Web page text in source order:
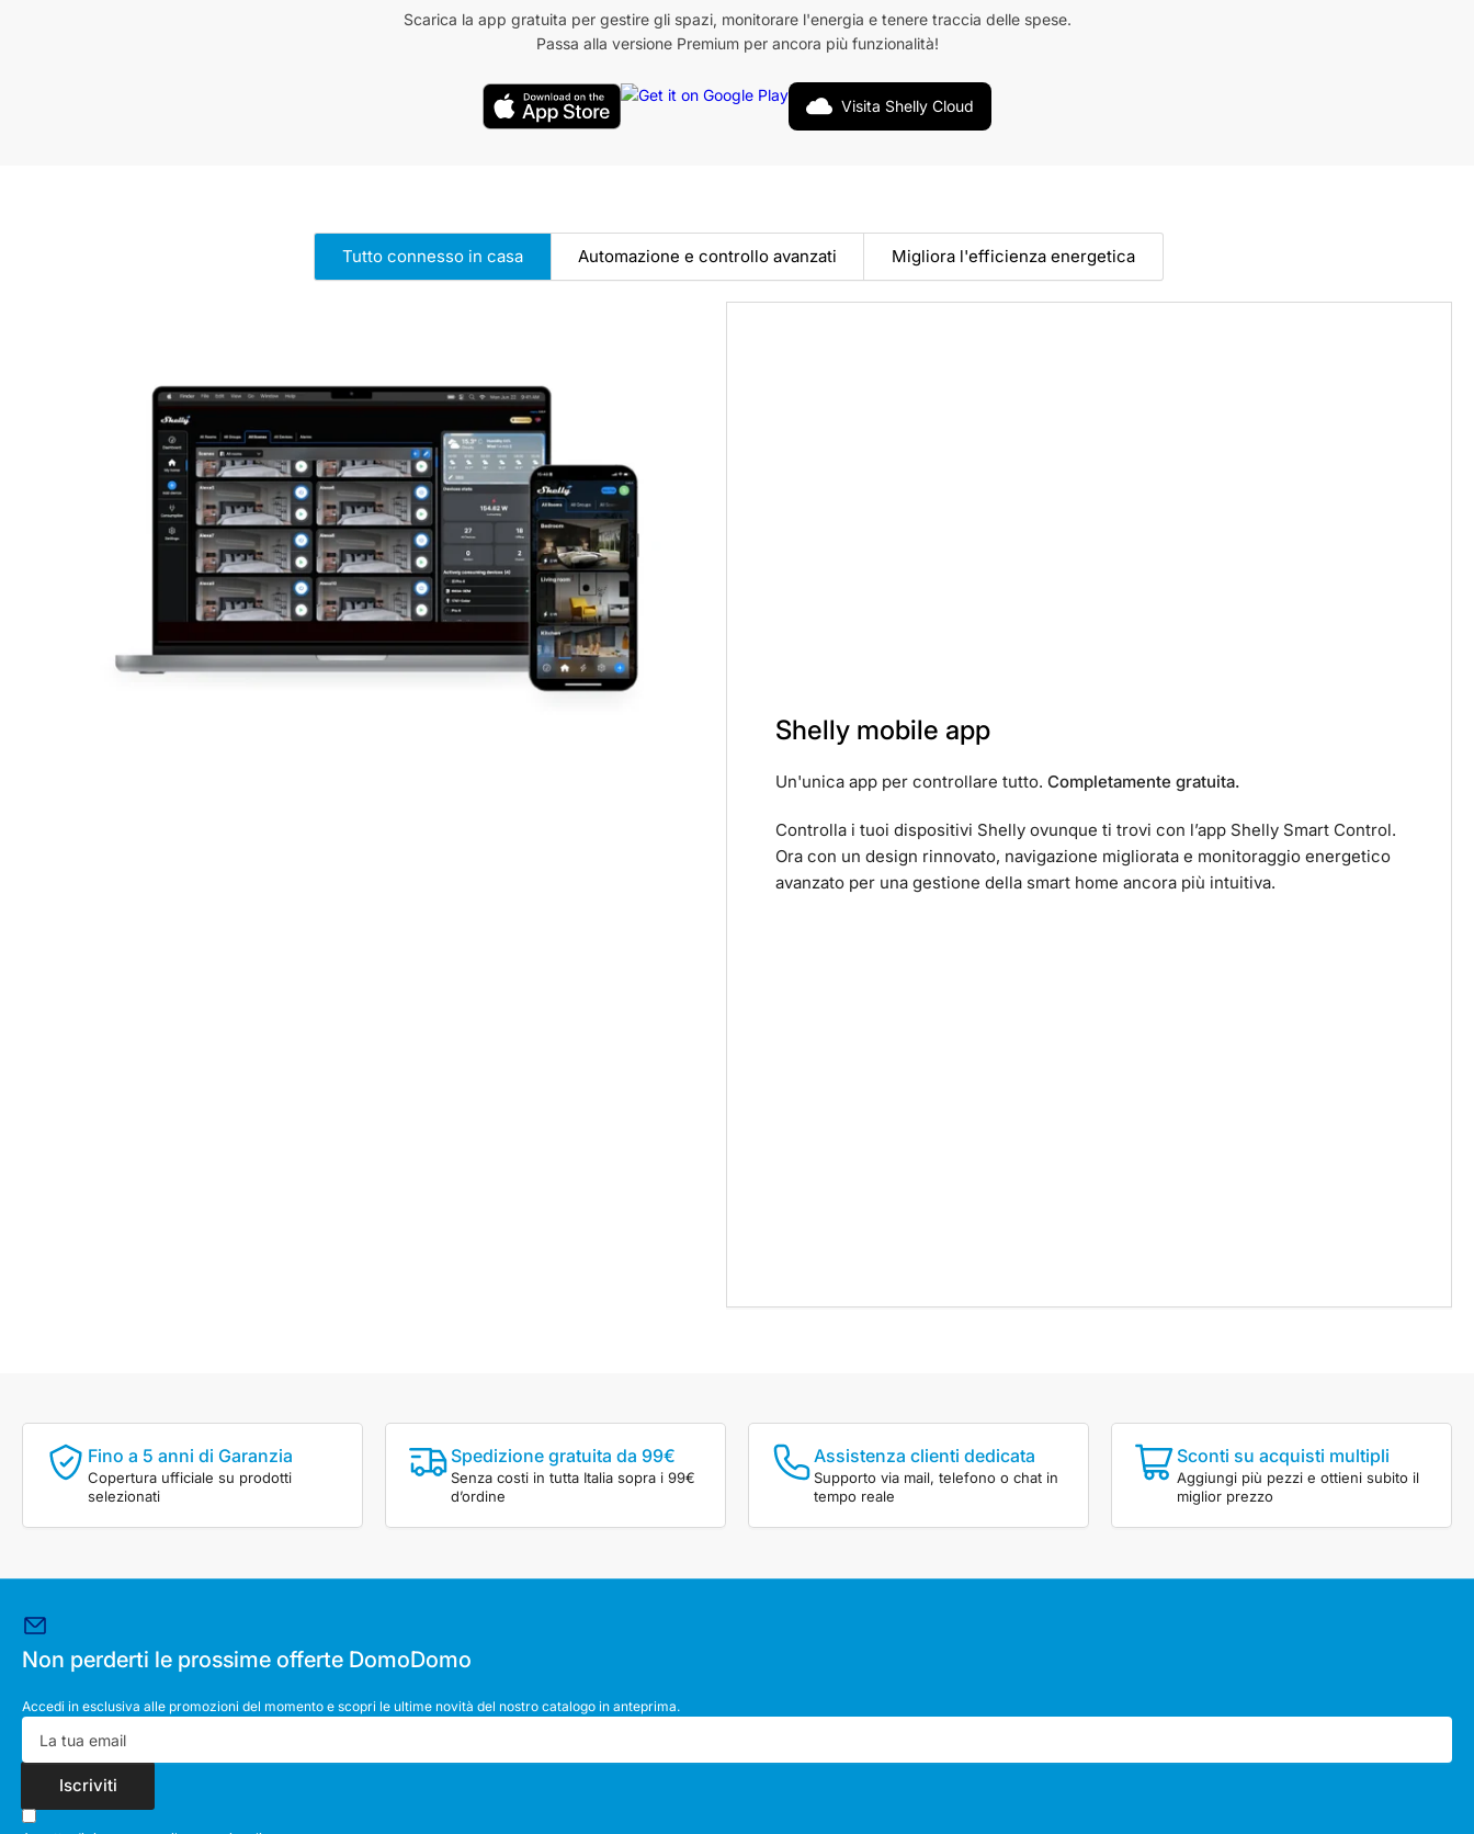
Scarica la app gratuita per gestire gli spazi, monitorare l'energia e tenere traccia delle spese.
Passa alla versione Premium per ancora più funzionalità!
Visita Shelly Cloud
Tutto connesso in casa Automazione e controllo avanzati Migliora l'efficienza energetica
Shelly mobile app
Un'unica app per controllare tutto. Completamente gratuita.
Controlla i tuoi dispositivi Shelly ovunque ti trovi con l’app Shelly Smart Control.
Ora con un design rinnovato, navigazione migliorata e monitoraggio energetico
avanzato per una gestione della smart home ancora più intuitiva.
Fino a 5 anni di Garanzia
Copertura ufficiale su prodotti
selezionati
Spedizione gratuita da 99€
Senza costi in tutta Italia sopra i 99€
d’ordine
Assistenza clienti dedicata
Supporto via mail, telefono o chat in
tempo reale
Sconti su acquisti multipli
Aggiungi più pezzi e ottieni subito il
miglior prezzo
Non perderti le prossime offerte DomoDomo
Accedi in esclusiva alle promozioni del momento e scopri le ultime novità del nostro catalogo in anteprima.
La
tua
email
Iscriviti